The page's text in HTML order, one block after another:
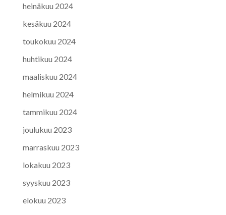
heinäkuu 2024
kesäkuu 2024
toukokuu 2024
huhtikuu 2024
maaliskuu 2024
helmikuu 2024
tammikuu 2024
joulukuu 2023
marraskuu 2023
lokakuu 2023
syyskuu 2023
elokuu 2023